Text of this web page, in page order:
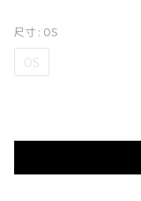
尺寸 : OS
OS